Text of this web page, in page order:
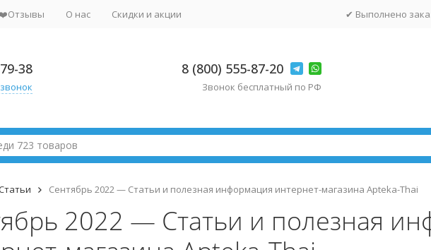
О нас Скидки и акции ✔ Выполнено
38 8 (800) 555-87-20
Звонок бесплатный по РФ
Сентябрь 2022 — Статьи и полезная информация интернет-магазина Apteka-Thai
2022 — Статьи и полезная